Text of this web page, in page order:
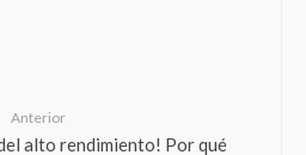
Anterior
alto rendimiento! Por qué